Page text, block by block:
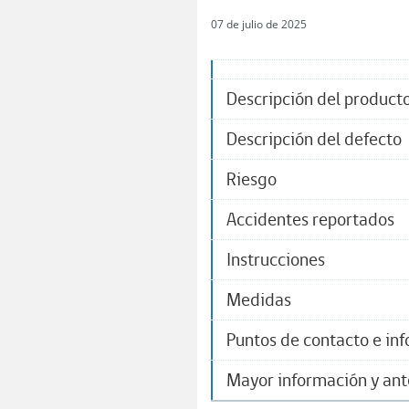
07 de julio de 2025
Descripción del
Descripción del defecto
Riesgo
Accidentes reportados
Instrucciones
Medidas
Puntos de contacto e
Mayor información y